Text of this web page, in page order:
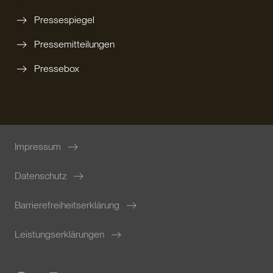
Pressespiegel
Pressemitteilungen
Pressebox
Impressum
Datenschutz
Barrierefreiheitserklärung
Leistungserklärungen